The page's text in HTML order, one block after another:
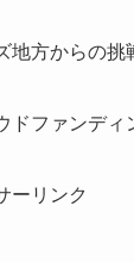
地方からの
ドファンディ
ーリンク